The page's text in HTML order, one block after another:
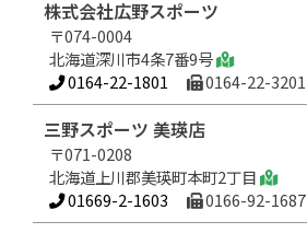
株式会社広野スポーツ
〒074-0004
北海道深川市4条7番9号
0164-22-1801
0164-22-3201
三野スポーツ 美瑛店
〒071-0208
北海道上川郡美瑛町本町2丁目
01669-2-1603
0166-92-1687